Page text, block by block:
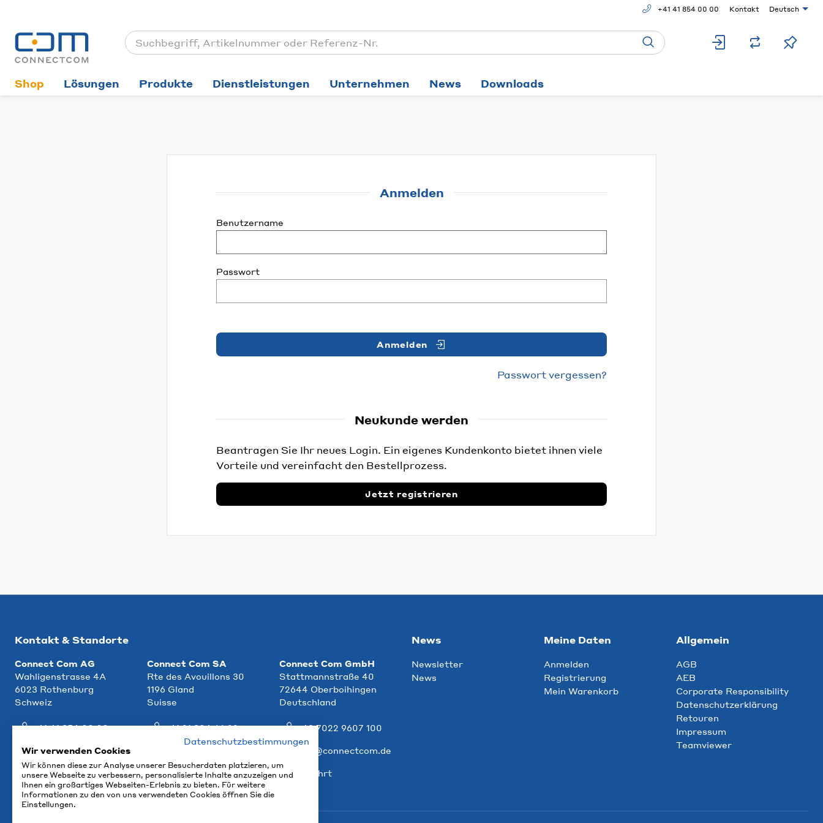
+41 41 854 00 00 Kontakt Deutsch
Shop Lösungen Produkte Dienstleistungen Unternehmen News Downloads
Anmelden
Benutzername
Passwort
Anmelden
Passwort vergessen?
Neukunde werden
Beantragen Sie Ihr neues Login. Ein eigenes Kundenkonto bietet ihnen viele
Vorteile und vereinfacht den Bestellprozess.
Jetzt registrieren
Kontakt & Standorte
Connect Com AG
Wahligenstrasse 4A
6023 Rothenburg
Schweiz
+41 41 854 00 00
info@ccm.ch
Anfahrt
Connect Com SA
Rte des Avouillons 30
1196 Gland
Suisse
+41 21 804 66 22
Anfahrt
Connect Com GmbH
Stattmannstraße 40
72644 Oberboihingen
Deutschland
+49 7022 9607 100
info@connectcom.de
Anfahrt
News
Newsletter
News
Meine Daten
Anmelden
Registrierung
Mein Warenkorb
Allgemein
AGB
AEB
Corporate Responsibility
Datenschutzerklärung
Retouren
Impressum
Teamviewer
Datenschutzbestimmungen
Wir verwenden Cookies
Wir können diese zur Analyse unserer Besucherdaten platzieren, um
unsere Webseite zu verbessern, personalisierte Inhalte anzuzeigen und
Ihnen ein großartiges Webseiten-Erlebnis zu bieten. Für weitere
Informationen zu den von uns verwendeten Cookies öffnen Sie die
Einstellungen.